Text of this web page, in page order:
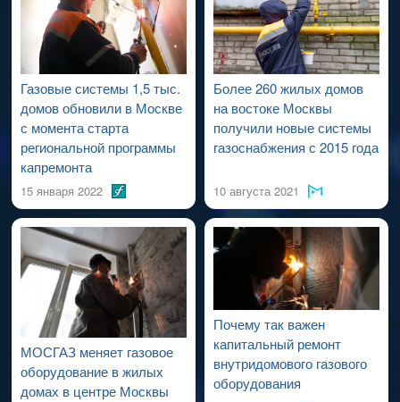
проведения работ по капитальному ремонту ВДСГ).
Газовые системы 1,5 тыс.
домов обновили в Москве
с момента старта
региональной программы
капремонта
15 января 2022
Более 260 жилых домов
на востоке Москвы
получили новые системы
газоснабжения с 2015 года
10 августа 2021
МОСГАЗ меняет газовое
оборудование в жилых
домах в центре Москвы
Почему так важен
капитальный ремонт
внутридомового газового
оборудования